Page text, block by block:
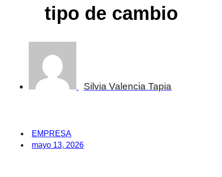
tipo de cambio
Silvia Valencia Tapia
EMPRESA
mayo 13, 2026